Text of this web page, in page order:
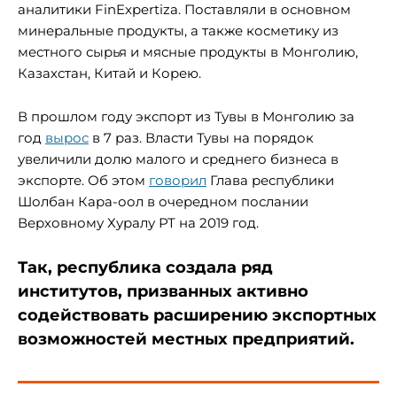
аналитики FinExpertiza. Поставляли в основном
минеральные продукты, а также косметику из
местного сырья и мясные продукты в Монголию,
Казахстан, Китай и Корею.
В прошлом году экспорт из Тувы в Монголию за
год вырос в 7 раз. Власти Тувы на порядок
увеличили долю малого и среднего бизнеса в
экспорте. Об этом говорил Глава республики
Шолбан Кара-оол в очередном послании
Верховному Хуралу РТ на 2019 год.
Так, республика создала ряд
институтов, призванных активно
содействовать расширению экспортных
возможностей местных предприятий.